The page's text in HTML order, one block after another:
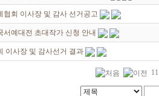
협회 이사장 및 감사 선거공고
서예대전 초대작가 신청 안내
이사장 및 감사선거 결과
11